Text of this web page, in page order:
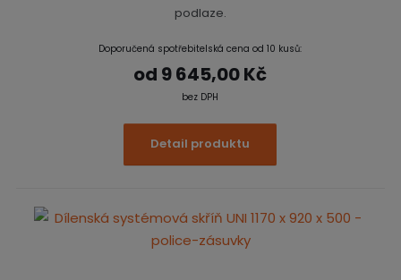
podlaze.
Doporučená spotřebitelská cena od 10 kusů:
od 9 645,00 Kč
bez DPH
Detail produktu